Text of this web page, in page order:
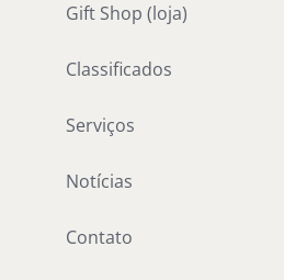
Gift Shop (loja)
Classificados
Serviços
Notícias
Contato